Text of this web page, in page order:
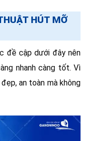
HÚT MỠ
đề cập dưới đây nên
nhanh càng tốt. Vì
an toàn mà không